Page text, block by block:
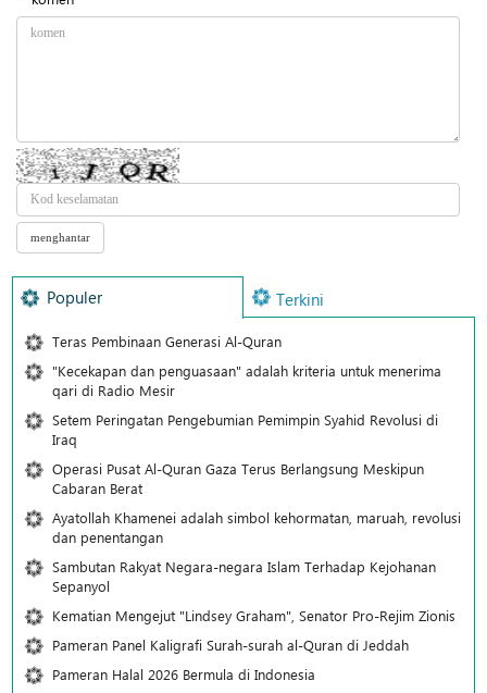
Populer Terkini
Teras Pembinaan Generasi Al-Quran
"Kecekapan dan penguasaan" adalah kriteria untuk menerima
qari di Radio Mesir
Setem Peringatan Pengebumian Pemimpin Syahid Revolusi di
Iraq
Operasi Pusat Al-Quran Gaza Terus Berlangsung Meskipun
Cabaran Berat
Ayatollah Khamenei adalah simbol kehormatan, maruah, revolusi
dan penentangan
Sambutan Rakyat Negara-negara Islam Terhadap Kejohanan
Sepanyol
Kematian Mengejut "Lindsey Graham", Senator Pro-Rejim Zionis
Pameran Panel Kaligrafi Surah-surah al-Quran di Jeddah
Pameran Halal 2026 Bermula di Indonesia